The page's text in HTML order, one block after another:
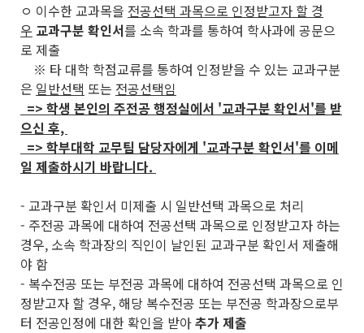
ㅇ 이수한 교과목을 전공선택 과목으로 인정받고자 할 경
우 교과구분 확인서를 소속 학과를 통하여 학사과에 공문으
로 제출
※ 타 대학 학점교류를 통하여 인정받을 수 있는 교과구분
은 일반선택 또는 전공선택임
=> 학생 본인의 주전공 행정실에서 '교과구분 확인서'를 받
으신 후,
=> 학부대학 교무팀 담당자에게 '교과구분 확인서'를 이메
일 제출하시기 바랍니다.
- 교과구분 확인서 미제출 시 일반선택 과목으로 처리
- 주전공 과목에 대하여 전공선택 과목으로 인정받고자 하는
경우, 소속 학과장의 직인이 날인된 교과구분 확인서 제출해
야 함
- 복수전공 또는 부전공 과목에 대하여 전공선택 과목으로 인
정받고자 할 경우, 해당 복수전공 또는 부전공 학과장으로부
터 전공인정에 대한 확인을 받아추가 제출